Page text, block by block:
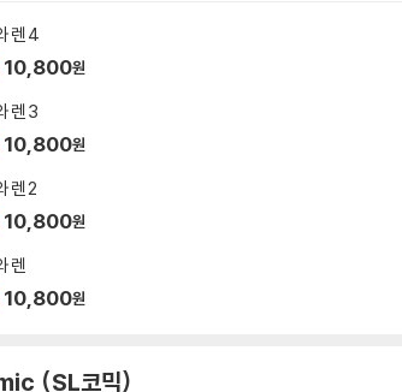
렌 4
10,800원
렌 3
10,800원
렌 2
10,800원
렌
10,800원
(SL코믹)